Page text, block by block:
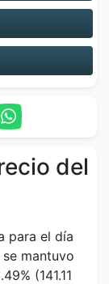
del
para el día
mantuvo
(141.11